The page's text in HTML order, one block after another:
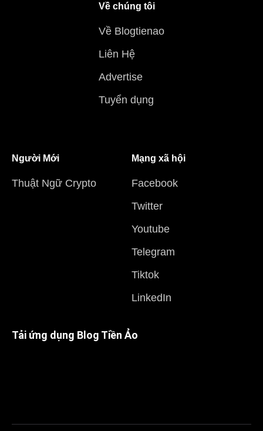
Về chúng tôi
Về Blogtienao
Liên Hệ
Advertise
Tuyển dụng
Người Mới
Thuật Ngữ Crypto
Mạng xã hội
Facebook
Twitter
Youtube
Telegram
Tiktok
LinkedIn
Tải ứng dụng Blog Tiền Ảo